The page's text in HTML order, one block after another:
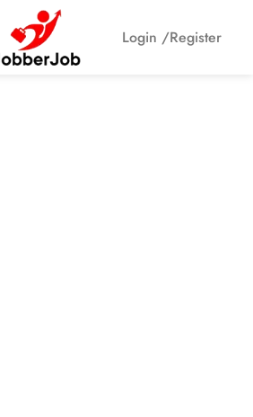
Login /Register